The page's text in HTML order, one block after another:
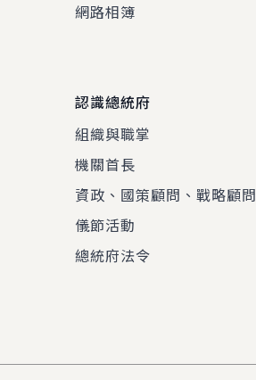
網路相簿
認識總統府
組織與職掌
機關首長
資政、國策顧問、戰略顧問
儀節活動
總統府法令